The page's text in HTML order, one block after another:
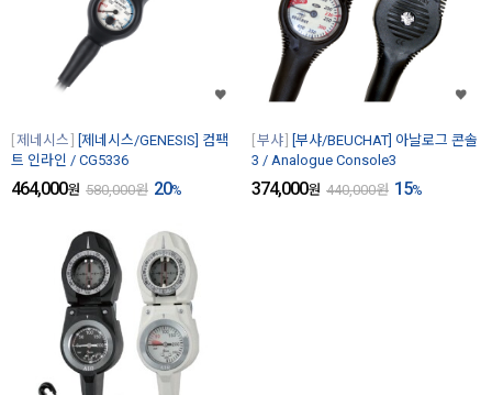
제네시스
[제네시스/GENESIS] 컴팩
트 인라인 / CG5336
464,000원 580,000원 20%
부샤
[부샤/BEUCHAT] 아날로그 콘솔
3 / Analogue Console3
374,000원 440,000원 15%